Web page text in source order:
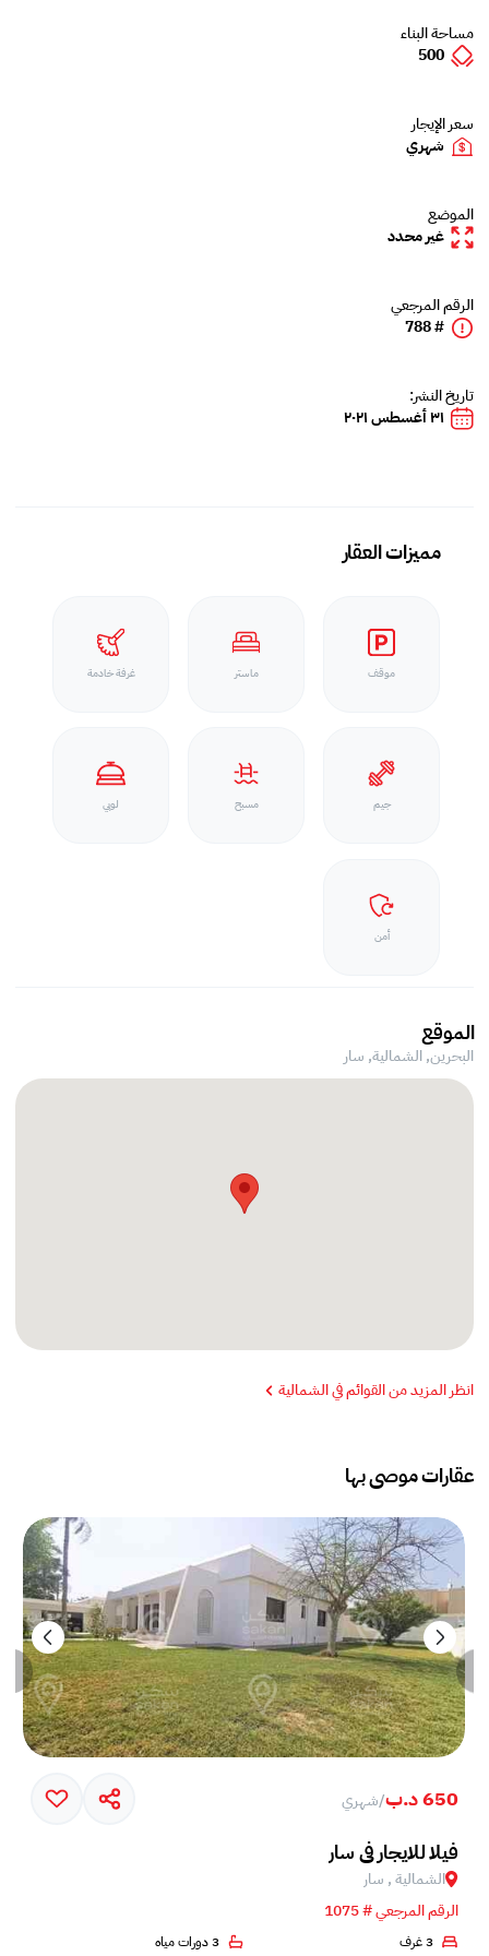
مساحة البناء
500
سعر الإيجار
شهري
الموضع
غير محدد
الرقم المرجعي
# 788
تاريخ النشر:
٣١ أغسطس ٢٠٢١
مميزات العقار
موقف ماستر غرفة خادمة
جيم مسبح لوبي
أمن
الموقع
البحرين, الشمالية, سار
انظر المزيد من القوائم في الشمالية
عقارات موصى بها
650 د.ب /شهري
فيلا للايجار في سار
الشمالية , سار
الرقم المرجعي # 1075
3 غرف 3 دورات مياه